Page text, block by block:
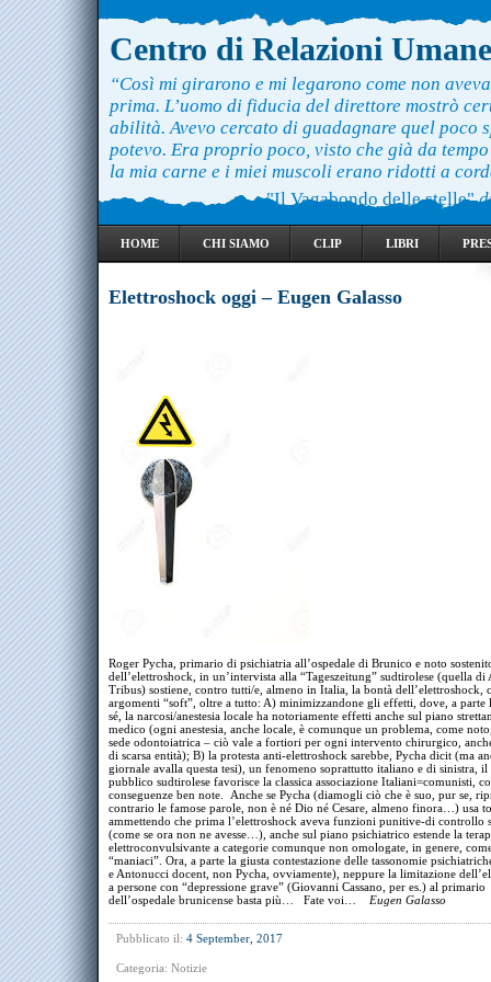
Centro di Relazioni Umane
“Così mi girarono e mi legarono come non
prima. L’uomo di fiducia del direttore mostrò
abilità. Avevo cercato di guadagnare quel poco
potevo. Era proprio poco, visto che già da
la mia carne e i miei muscoli erano ridotti a
"Il Vagabondo delle stelle"
HOME CHI SIAMO CLIP LIBRI
Elettroshock oggi – Eugen Galasso
Roger Pycha, primario di psichiatria all’ospedale di Brunico e noto
dell’elettroshock, in un’intervista alla “Tageszeitung” sudtirolese (quella di
Tribus) sostiene, contro tutti/e, almeno in Italia, la bontà dell’elettroshock,
argomenti “soft”, oltre a tutto: A) minimizzandone gli effetti, dove, a parte
sé, la narcosi/anestesia locale ha notoriamente effetti anche sul piano
medico (ogni anestesia, anche locale, è comunque un problema, come
sede odontoiatrica – ciò vale a fortiori per ogni intervento chirurgico,
di scarsa entità); B) la protesta anti-elettroshock sarebbe, Pycha dicit (ma
giornale avalla questa tesi), un fenomeno soprattutto italiano e di sinistra,
pubblico sudtirolese favorisce la classica associazione Italiani=comunisti,
conseguenze ben note. Anche se Pycha (diamogli ciò che è suo, pur se,
contrario le famose parole, non è né Dio né Cesare, almeno finora…) usa
ammettendo che prima l’elettroshock aveva funzioni punitive-di controllo
(come se ora non ne avesse…), anche sul piano psichiatrico estende la
elettroconvulsivante a categorie comunque non omologate, in genere,
“maniaci”. Ora, a parte la giusta contestazione delle tassonomie
e Antonucci docent, non Pycha, ovviamente), neppure la limitazione
a persone con “depressione grave” (Giovanni Cassano, per es.) al primario
dell’ospedale brunicense basta più… Fate voi… Eugen Galasso
Pubblicato il: 4 September, 2017
Categoria: Notizie